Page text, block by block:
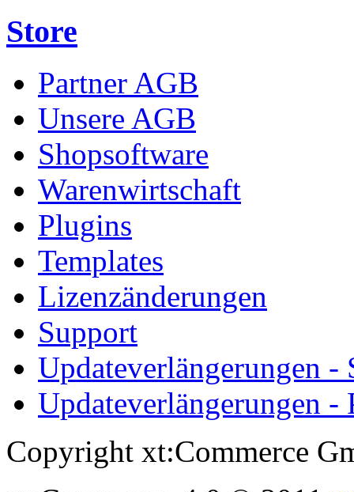
Store
Partner AGB
Unsere AGB
Shopsoftware
Warenwirtschaft
Plugins
Templates
Lizenzänderungen
Support
Updateverlängerungen -
Updateverlängerungen -
Copyright xt:Commerce